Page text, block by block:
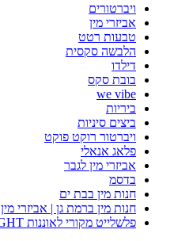
ויברטורים
אביזרי מין
טבעות רטט
הלבשה סקסית
דילדו
בובת סקס
we vibe
ביריות
ביצים סיניות
ויברטור רוקט פוקט
פלאג אנאלי
אביזרי מין לגבר
בדסמ
חנות מין בבת ים
חנות מין ברמת גן | אביזרי מין
פלשלייט מקורי לאוננות FLESHLIGHT